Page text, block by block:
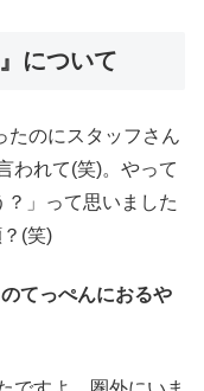
について
たのにスタッフさん
われて(笑)。やって
」って思いました
(笑)
てっぺんにおるや